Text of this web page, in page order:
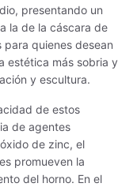
presentando un
la de la cáscara de
para quienes desean
estética más sobria y
y escultura.
de estos
de agentes
de zinc, el
promueven la
del horno. En el